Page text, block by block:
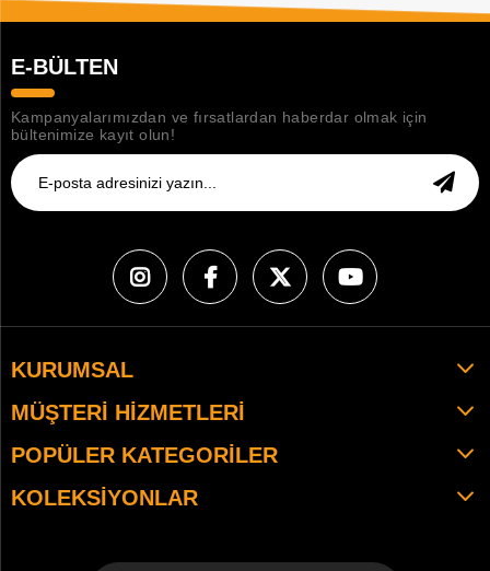
E-BÜLTEN
Kampanyalarımızdan ve fırsatlardan haberdar olmak için
bültenimize kayıt olun!
KURUMSAL
MÜŞTERI HIZMETLERI
POPÜLER KATEGORILER
KOLEKSIYONLAR